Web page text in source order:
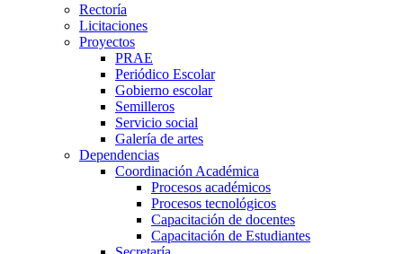
Rectoría
Licitaciones
Proyectos
PRAE
Periódico Escolar
Gobierno escolar
Semilleros
Servicio social
Galería de artes
Dependencias
Coordinación Académica
Procesos académicos
Procesos tecnológicos
Capacitación de docentes
Capacitación de Estudiantes